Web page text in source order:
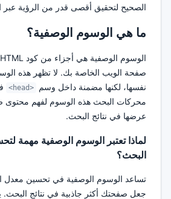
الصحيح لتحقيق أقصى قدر من الرؤية عبر
ما هي الوسوم الوصفية؟
صفحة الويب الخاصة بك. لا تظهر هذه
نفسها، لكنها مضمنة داخل وسم
<head>
محركات البحث هذه الوسوم لفهم محتوى
عرضها في نتائج البحث.
لماذا تعتبر الوسوم الوصفية مهمة
البحث؟
جعل صفحتك أكثر جاذبية في نتائج البحث.